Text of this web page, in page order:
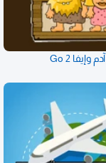
آدم وإيفا Go 2